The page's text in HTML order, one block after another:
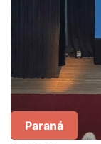
Paraná